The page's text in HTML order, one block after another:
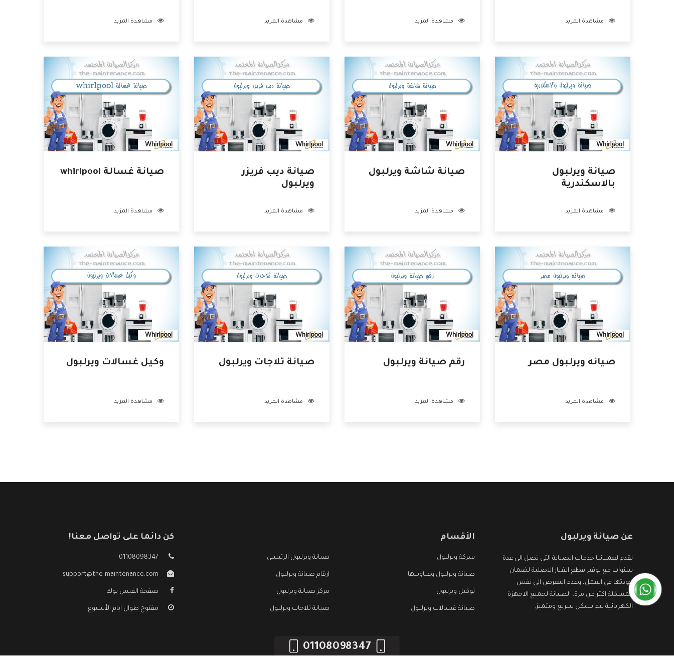
مشاهدة المزيد مشاهدة المزيد مشاهدة المزيد مشاهدة المزيد
صيانة ويرلبول
بالاسكندرية
مشاهدة المزيد
صيانة شاشة ويرلبول
مشاهدة المزيد
صيانة ديب فريزر
ويرلبول
مشاهدة المزيد
صيانة غسالة whirlpool
مشاهدة المزيد
صيانه ويرلبول مصر
مشاهدة المزيد
رقم صيانة ويرلبول
مشاهدة المزيد
صيانة ثلاجات ويرلبول
مشاهدة المزيد
وكيل غسالات ويرلبول
مشاهدة المزيد
عن صيانة ويرلبول
نقدم لعملائنا خدمات الصيانة التى تصل الى عدة
سنوات مع توفير قطع الغيار الاصلية لضمان
جودتها فى العمل، وعدم التعرض الى نفس
المشكلة اكثر من مرة، الصيانة لجميع الاجهزة
الكهربائية تتم بشكل سريع ومتميز.
الأقسام
شركة ويرلبول صيانة ويرلبول الرئيسي
صيانة ويرلبول وعناوينها ارقام صيانة ويرلبول
توكيل ويرلبول مركز صيانة ويرلبول
صيانة غسالات ويرلبول صيانة ثلاجات ويرلبول
كن دائما على تواصل معنا!
01108098347
support@the-maintenance.com
صفحة الفيس بوك
مفتوح طوال ايام الأسبوع
01108098347